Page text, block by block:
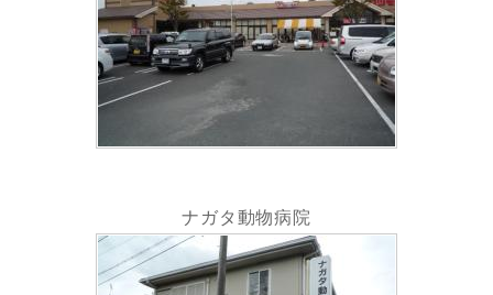
ナガタ動物病院